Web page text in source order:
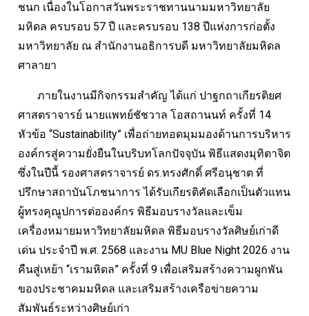
ชนก เนื่องในโอกาสวันพระราชทานนามมหาวิทยาลัย
มหิดล ครบรอบ 57 ปี และครบรอบ 138 ปีแห่งการก่อตั้ง
มหาวิทยาลัย ณ สำนักงานอธิการบดี มหาวิทยาลัยมหิดล
ศาลายา
ภายในงานมีกิจกรรมสำคัญ ได้แก่ ปาฐกถาเกียรติยศ
ศาสตราจารย์ นายแพทย์ชัชวาล โอสถานนท์ ครั้งที่ 14
หัวข้อ “Sustainability” เพื่อถ่ายทอดมุมมองด้านการบริหาร
องค์กรสู่ความยั่งยืนในบริบทโลกปัจจุบัน พิธีแสดงมุทิตาจิต
ซึ่งในปีนี้ รองศาสตราจารย์ ดร.ทรงศักดิ์ ศรีอนุชาต ที่
ปรึกษาสถาบันโภชนาการ ได้รับเกียรติคัดเลือกเป็นตัวแทน
ผู้ทรงคุณูปการต่อองค์กร พิธีมอบรางวัลและเข็ม
เครื่องหมายมหาวิทยาลัยมหิดล พิธีมอบรางวัลศิษย์เก่าดี
เด่น ประจำปี พ.ศ. 2568 และงาน MU Blue Night 2026 งาน
คืนสู่เหย้า “เรามหิดล” ครั้งที่ 9 เพื่อเสริมสร้างความผูกพัน
ของประชาคมมหิดล และเสริมสร้างเครือข่ายความ
สัมพันธ์ระหว่างศิษย์เก่า